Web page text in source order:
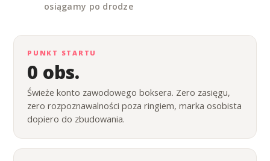
osiągamy po drodze
PUNKT STARTU
0 obs.
Świeże konto zawodowego boksera. Zero zasięgu,
zero rozpoznawalności poza ringiem, marka osobista
dopiero do zbudowania.